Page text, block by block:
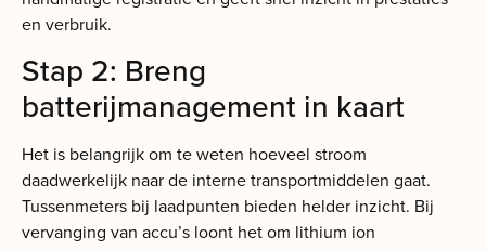
en verbruik.
Stap 2: Breng
batterijmanagement in kaart
Het is belangrijk om te weten hoeveel stroom
daadwerkelijk naar de interne transportmiddelen gaat.
Tussenmeters bij laadpunten bieden helder inzicht. Bij
vervanging van accu’s loont het om lithium ion